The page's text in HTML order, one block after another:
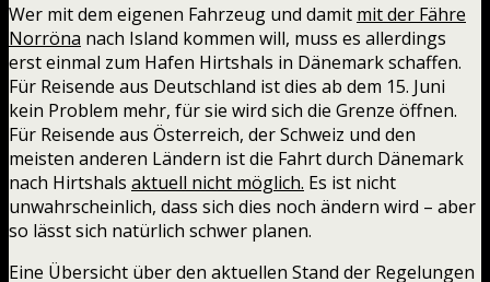
Wer mit dem eigenen Fahrzeug und damit mit der Fähre
Norröna nach Island kommen will, muss es allerdings
erst einmal zum Hafen Hirtshals in Dänemark schaffen.
Für Reisende aus Deutschland ist dies ab dem 15. Juni
kein Problem mehr, für sie wird sich die Grenze öffnen.
Für Reisende aus Österreich, der Schweiz und den
meisten anderen Ländern ist die Fahrt durch Dänemark
nach Hirtshals aktuell nicht möglich. Es ist nicht
unwahrscheinlich, dass sich dies noch ändern wird – aber
so lässt sich natürlich schwer planen.
Eine Übersicht über den aktuellen Stand der Regelungen